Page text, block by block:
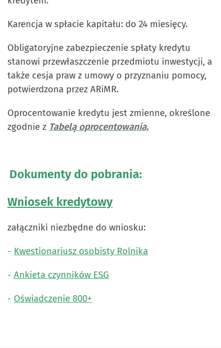
Karencja w spłacie kapitału: do 24 miesięcy.
Obligatoryjne zabezpieczenie spłaty kredytu
stanowi przewłaszczenie przedmiotu inwestycji, a
także cesja praw z umowy o przyznaniu pomocy,
potwierdzona przez ARiMR.
Oprocentowanie kredytu jest zmienne, określone
zgodnie z Tabelą oprocentowania.
Dokumenty do pobrania:
Wniosek kredytowy
załączniki niezbędne do wniosku:
- Kwestionariusz osobisty Rolnika
- Ankieta czynników ESG
- Oświadczenie 800+